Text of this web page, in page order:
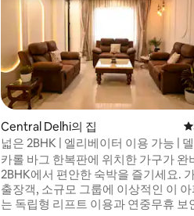
Central Delhi의 집
넓은 2BHK | 엘리베이터 이용 가능 | 델
심부
카롤 바그 한복판에 위치한 가구가 완
2BHK에서 편안한 숙박을 즐기세요.
출장객, 소규모 그룹에 이상적인 이
는 독립형 리프트 이용과 연중무휴 보